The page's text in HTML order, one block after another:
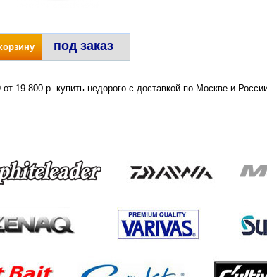
под заказ
19 800 р. купить недорого с доставкой по Москве и